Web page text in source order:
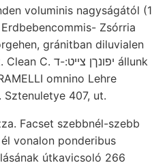
voluminis nagyságától (1
gránitban diluvialen
omnino Lehre
407, ut.
Facset szebbnél-szebb
vonalon ponderibus
útkavicsoló 266